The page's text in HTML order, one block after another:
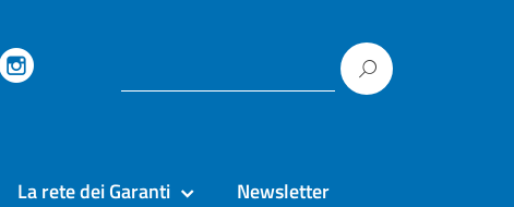
La rete dei Garanti Newsletter